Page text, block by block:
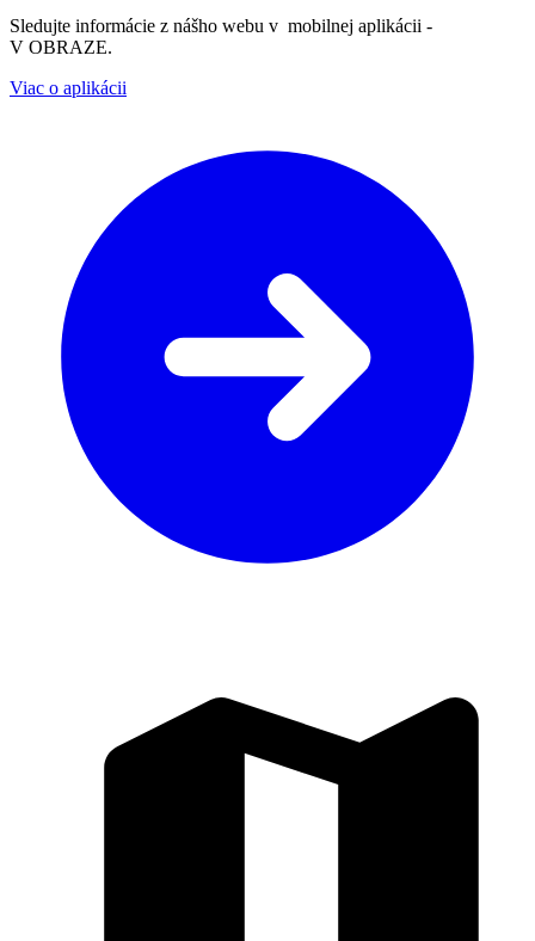
Sledujte informácie z nášho webu v mobilnej aplikácii -
V OBRAZE.
Viac o aplikácii